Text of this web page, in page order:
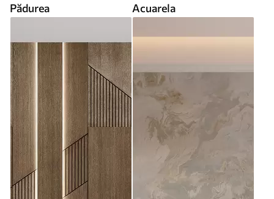
Pădurea Acuarela